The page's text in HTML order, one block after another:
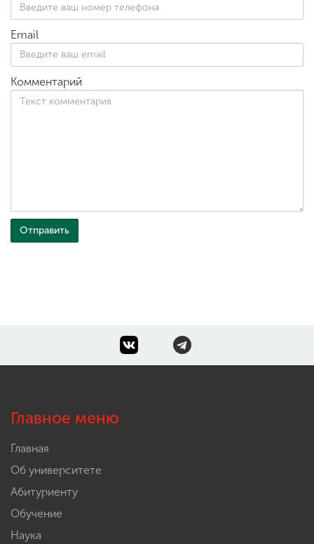
Email
Комментарий
Главное меню
Главная
Об университете
Абитуриенту
Обучение
Наука